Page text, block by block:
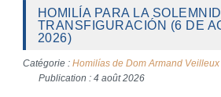
HOMILÍA PARA LA
TRANSFIGURACIÓN (6 DE
2026)
Catégorie : Homilías de Dom Armand
Publication : 4 août 2026